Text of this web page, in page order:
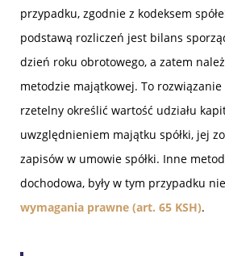
przypadku, zgodnie z kodeksem
podstawą rozliczeń jest bilans
dzień roku obrotowego, a zatem
metodzie majątkowej. To rozwiązanie
rzetelny określić wartość udziału
uwzględnieniem majątku spółki, jej
zapisów w umowie spółki. Inne
dochodowa, były w tym przypadku
wymagania prawne (art. 65 KSH).